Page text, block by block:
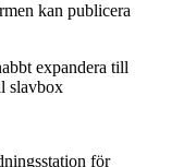
kan publicera
expandera till
slavbox